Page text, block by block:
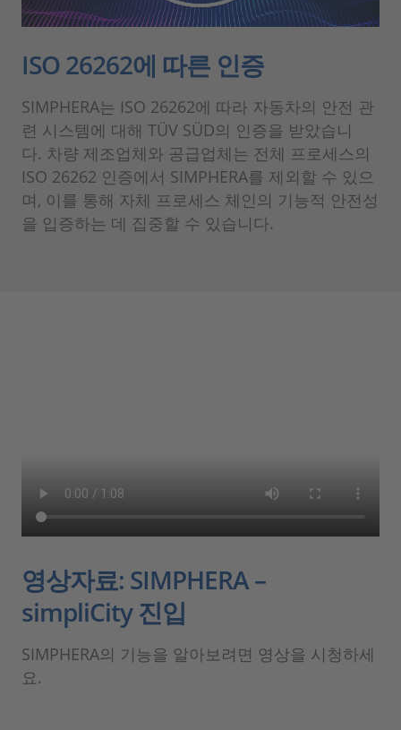
ISO 26262에 따른 인증
SIMPHERA는 ISO 26262에 따라 자동차의 안전 관
련 시스템에 대해 TÜV SÜD의 인증을 받았습니
다. 차량 제조업체와 공급업체는 전체 프로세스의
ISO 26262 인증에서 SIMPHERA를 제외할 수 있으
며, 이를 통해 자체 프로세스 체인의 기능적 안전성
을 입증하는 데 집중할 수 있습니다.
영상자료: SIMPHERA –
simpliCity 진입
SIMPHERA의 기능을 알아보려면 영상을 시청하세
요.